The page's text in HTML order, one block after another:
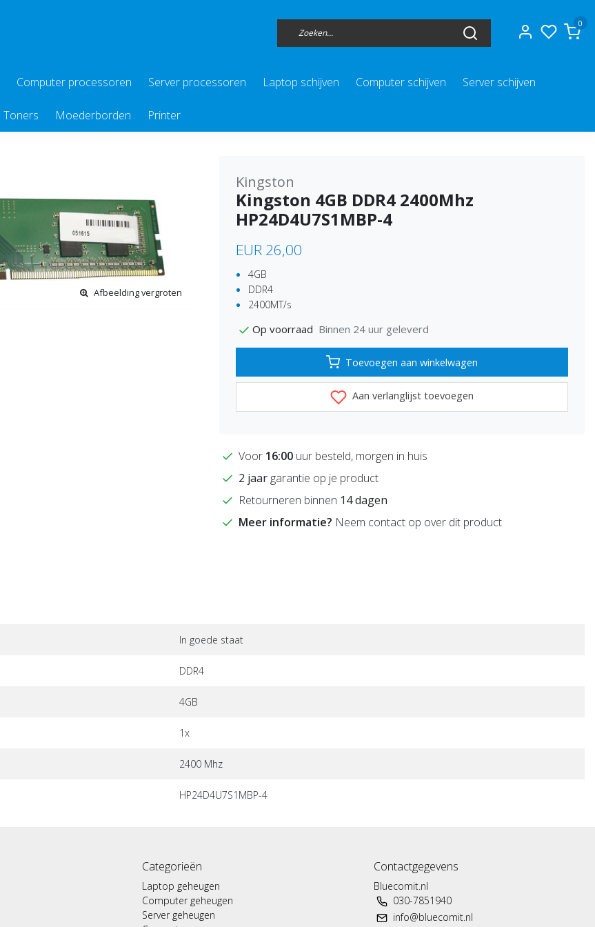
0
Computer processoren Server processoren Laptop schijven Computer schijven Server schijven
Toners Moederborden Printer
Afbeelding vergroten
Kingston
Kingston 4GB DDR4 2400Mhz
HP24D4U7S1MBP-4
EUR 26,00
4GB
DDR4
2400MT/s
Op voorraad Binnen 24 uur geleverd
Toevoegen aan winkelwagen
Aan verlanglijst toevoegen
Voor 16:00 uur besteld, morgen in huis
2 jaar garantie op je product
Retourneren binnen 14 dagen
Meer informatie? Neem contact op over dit product
In goede staat
DDR4
4GB
1x
2400 Mhz
HP24D4U7S1MBP-4
Categorieën
Laptop geheugen
Computer geheugen
Server geheugen
Contactgegevens
Bluecomit.nl
030-7851940
info@bluecomit.nl